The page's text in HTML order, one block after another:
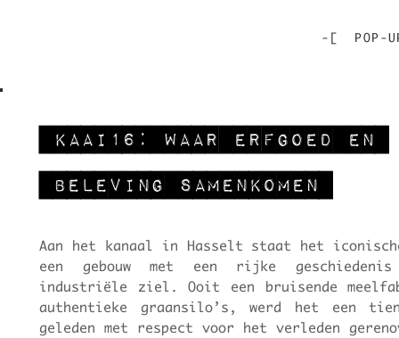
-[ POP-
KAAI16: Waar Erfgoed en
Beleving Samenkomen
Aan het kanaal in Hasselt staat het
een gebouw met een rijke
industriële ziel. Ooit een bruisende
authentieke graansilo’s, werd het een
geleden met respect voor het verleden